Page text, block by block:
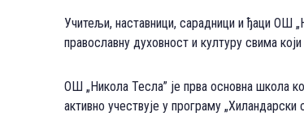
Учитељи, наставници, сарадници и ђаци ОШ
православну духовност и културу свима
ОШ „Никола Тесла” је прва основна школа
активно учествује у програму